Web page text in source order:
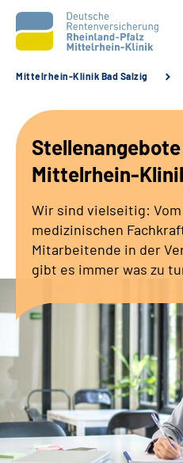
Unsere Angebote
Karriere
Zuweisende &
Leichte Sprache
Gebärdensprache
Mittelrhein-Klinik Bad Salzig
Mittelrhein-
Wir sind vielseitig:
medizinischen
Mitarbeitende in der
gibt es immer was zu